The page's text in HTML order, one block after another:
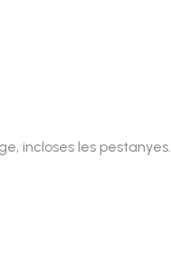
incloses les pestanyes.